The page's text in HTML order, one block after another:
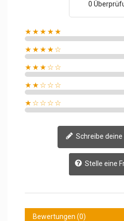
0
★★★★★
★★★★☆
★★★☆☆
★★☆☆☆
★☆☆☆☆
Schreibe
Stelle eine
Bewertungen (0)